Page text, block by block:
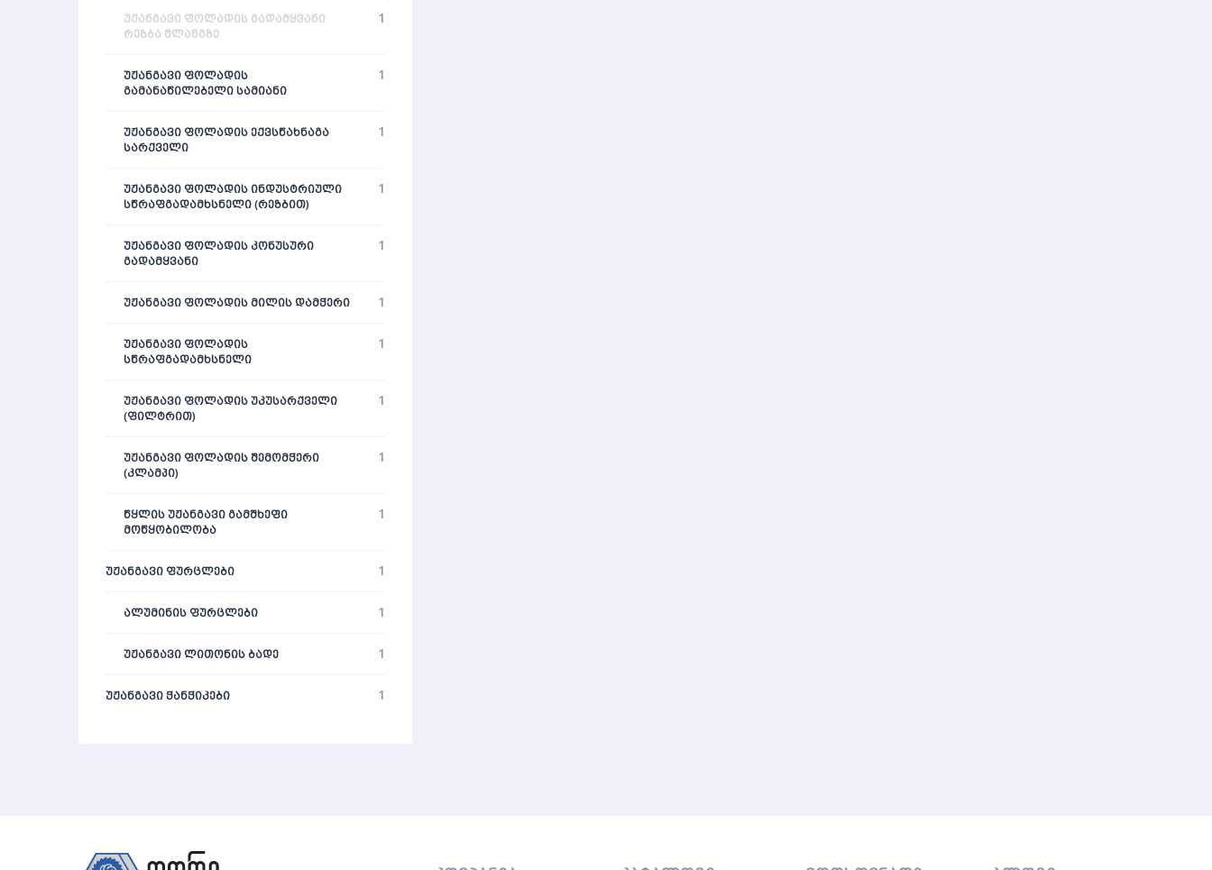
ᲣᲟᲐᲜᲒᲐᲕᲘ ᲤᲝᲚᲐᲓᲘᲡ ᲒᲐᲓᲐᲛᲧᲕᲐᲜᲘ
ᲠᲔᲖᲑᲐ ᲨᲚᲐᲜᲒᲖᲔ
1
ᲣᲟᲐᲜᲒᲐᲕᲘ ᲤᲝᲚᲐᲓᲘᲡ
ᲒᲐᲛᲐᲜᲐᲬᲘᲚᲔᲑᲔᲚᲘ ᲡᲐᲛᲘᲐᲜᲘ
1
ᲣᲟᲐᲜᲒᲐᲕᲘ ᲤᲝᲚᲐᲓᲘᲡ ᲔᲥᲕᲡᲬᲐᲮᲜᲐᲒᲐ
ᲡᲐᲠᲥᲕᲔᲚᲘ
1
ᲣᲟᲐᲜᲒᲐᲕᲘ ᲤᲝᲚᲐᲓᲘᲡ ᲘᲜᲓᲣᲡᲢᲠᲘᲣᲚᲘ
ᲡᲬᲠᲐᲤᲒᲐᲓᲐᲛᲮᲡᲜᲔᲚᲘ (ᲠᲔᲖᲑᲘᲗ)
1
ᲣᲟᲐᲜᲒᲐᲕᲘ ᲤᲝᲚᲐᲓᲘᲡ ᲙᲝᲜᲣᲡᲣᲠᲘ
ᲒᲐᲓᲐᲛᲧᲕᲐᲜᲘ
1
ᲣᲟᲐᲜᲒᲐᲕᲘ ᲤᲝᲚᲐᲓᲘᲡ ᲛᲘᲚᲘᲡ ᲓᲐᲛᲭᲔᲠᲘ 1
ᲣᲟᲐᲜᲒᲐᲕᲘ ᲤᲝᲚᲐᲓᲘᲡ
ᲡᲬᲠᲐᲤᲒᲐᲓᲐᲛᲮᲡᲜᲔᲚᲘ
1
ᲣᲟᲐᲜᲒᲐᲕᲘ ᲤᲝᲚᲐᲓᲘᲡ ᲣᲙᲣᲡᲐᲠᲥᲕᲔᲚᲘ
(ᲤᲘᲚᲢᲠᲘᲗ)
1
ᲣᲟᲐᲜᲒᲐᲕᲘ ᲤᲝᲚᲐᲓᲘᲡ ᲨᲔᲛᲝᲛᲭᲔᲠᲘ
(ᲙᲚᲐᲛᲞᲘ)
1
ᲬᲧᲚᲘᲡ ᲣᲟᲐᲜᲒᲐᲕᲘ ᲒᲐᲛᲨᲮᲔᲤᲘ
ᲛᲝᲬᲧᲝᲑᲘᲚᲝᲑᲐ
1
ᲣᲟᲐᲜᲒᲐᲕᲘ ᲤᲣᲠᲪᲚᲔᲑᲘ 1
ᲐᲚᲣᲛᲘᲜᲘᲡ ᲤᲣᲠᲪᲚᲔᲑᲘ 1
ᲣᲟᲐᲜᲒᲐᲕᲘ ᲚᲘᲗᲝᲜᲘᲡ ᲑᲐᲓᲔ 1
ᲣᲟᲐᲜᲒᲐᲕᲘ ᲭᲐᲜᲭᲘᲙᲔᲑᲘ 1